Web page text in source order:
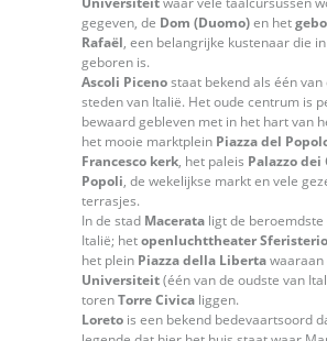
gegeven, de Dom (Duomo)en het
Rafaël, een belangrijke kustenaar die
geboren is.
Ascoli Picenostaat bekend als één van
steden van Italië. Het oude centrum is
bewaard gebleven met in het hart van
het mooie marktplein Piazza del
Francesco kerk, het paleis Palazzo
Popoli, de wekelijkse markt en vele
terrasjes.
In de stad Macerata ligt de
Italië; hetopenluchttheater Sferisterio
het plein Piazza della Libertawaaraan
Universiteit(één van de oudste van
torenTorre Civica liggen.
Loreto is een bekend bedevaartsoord